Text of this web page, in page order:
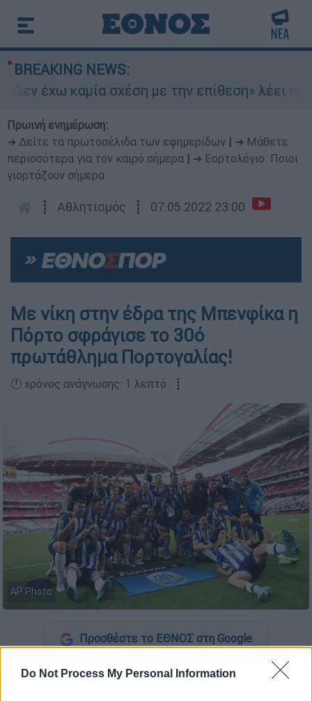
Do Not Process My Personal Information
BREAKING NEWS:
έχω καμία σχέση με την επίθεση» λέει η
Πρωινή ενημέρωση:
➔ Δείτε τα πρωτοσέλιδα των εφημερίδων
➔ Μάθετε
περισσότερα για τον καιρό σήμερα
➔ Εορτολόγιο: Ποιοι
γιορτάζουν σήμερα
┋ Αθλητισμός ┋ 07.05.2022 23:00
Με νίκη στην έδρα της Μπενφίκα η
Πόρτο σφράγισε το 30ό
πρωτάθλημα Πορτογαλίας!
🕛 χρόνος ανάγνωσης: 1 λεπτό ┋
AP Photo
Προσθέστε το ΕΘΝΟΣ στη Google
ΠρωταθλήτριαΠορτογαλίαςγια30ή φορά